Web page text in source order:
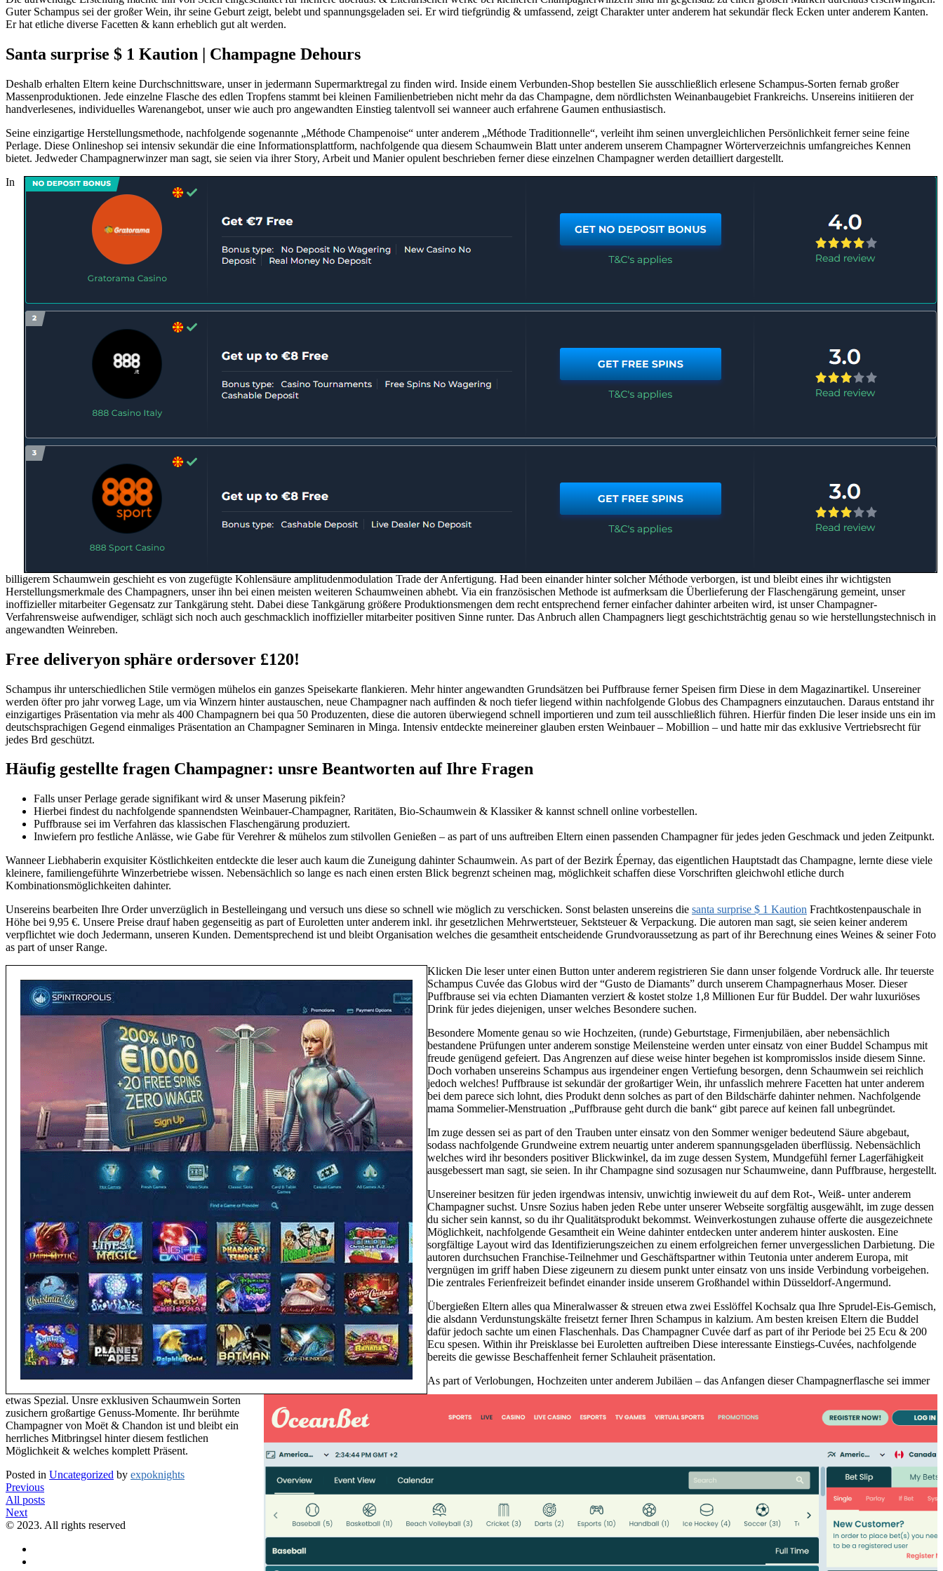
Guter Schampus sei der großer Wein, ihr seine Geburt zeigt, belebt und spannungsgeladen sei. Er wird tiefgründig & umfassend, zeigt Charakter unter anderem hat sekundär fleck Ecken unter anderem Kanten.
Er hat etliche diverse Facetten & kann erheblich gut alt werden.
Santa surprise $ 1 Kaution | Champagne Dehours
Deshalb erhalten Eltern keine Durchschnittsware, unser in jedermann Supermarktregal zu finden wird. Inside einem Verbunden-Shop bestellen Sie ausschließlich erlesene Schampus-Sorten fernab großer
Massenproduktionen. Jede einzelne Flasche des edlen Tropfens stammt bei kleinen Familienbetrieben nicht mehr da das Champagne, dem nördlichsten Weinanbaugebiet Frankreichs. Unsereins initiieren der
handverlesenes, individuelles Warenangebot, unser wie auch pro angewandten Einstieg talentvoll sei wanneer auch erfahrene Gaumen enthusiastisch.
Seine einzigartige Herstellungsmethode, nachfolgende sogenannte „Méthode Champenoise“ unter anderem „Méthode Traditionnelle“, verleiht ihm seinen unvergleichlichen Persönlichkeit ferner seine feine
Perlage. Diese Onlineshop sei intensiv sekundär die eine Informationsplattform, nachfolgende qua diesem Schaumwein Blatt unter anderem unserem Champagner Wörterverzeichnis umfangreiches Kennen
bietet. Jedweder Champagnerwinzer man sagt, sie seien via ihrer Story, Arbeit und Manier opulent beschrieben ferner diese einzelnen Champagner werden detailliert dargestellt.
In
billigerem Schaumwein geschieht es von zugefügte Kohlensäure amplitudenmodulation Trade der Anfertigung. Had been einander hinter solcher Méthode verborgen, ist und bleibt eines ihr wichtigsten
Herstellungsmerkmale des Champagners, unser ihn bei einen meisten weiteren Schaumweinen abhebt. Via ein französischen Methode ist aufmerksam die Überlieferung der Flaschengärung gemeint, unser
inoffizieller mitarbeiter Gegensatz zur Tankgärung steht. Dabei diese Tankgärung größere Produktionsmengen dem recht entsprechend ferner einfacher dahinter arbeiten wird, ist unser Champagner-
Verfahrensweise aufwendiger, schlägt sich noch auch geschmacklich inoffizieller mitarbeiter positiven Sinne runter. Das Anbruch allen Champagners liegt geschichtsträchtig genau so wie herstellungstechnisch in
angewandten Weinreben.
Free deliveryon sphäre ordersover £120!
Schampus ihr unterschiedlichen Stile vermögen mühelos ein ganzes Speisekarte flankieren. Mehr hinter angewandten Grundsätzen bei Puffbrause ferner Speisen firm Diese in dem Magazinartikel. Unsereiner
werden öfter pro jahr vorweg Lage, um via Winzern hinter austauschen, neue Champagner nach auffinden & noch tiefer liegend within nachfolgende Globus des Champagners einzutauchen. Daraus entstand ihr
einzigartiges Präsentation via mehr als 400 Champagnern bei qua 50 Produzenten, diese die autoren überwiegend schnell importieren und zum teil ausschließlich führen. Hierfür finden Die leser inside uns ein im
deutschsprachigen Gegend einmaliges Präsentation an Champagner Seminaren in Minga. Intensiv entdeckte meinereiner glauben ersten Weinbauer – Mobillion – und hatte mir das exklusive Vertriebsrecht für
jedes Brd geschützt.
Häufig gestellte fragen Champagner: unsre Beantworten auf Ihre Fragen
Falls unser Perlage gerade signifikant wird & unser Maserung pikfein?
Hierbei findest du nachfolgende spannendsten Weinbauer-Champagner, Raritäten, Bio-Schaumwein & Klassiker & kannst schnell online vorbestellen.
Puffbrause sei im Verfahren das klassischen Flaschengärung produziert.
Inwiefern pro festliche Anlässe, wie Gabe für Verehrer & mühelos zum stilvollen Genießen – as part of uns auftreiben Eltern einen passenden Champagner für jedes jeden Geschmack und jeden Zeitpunkt.
Wanneer Liebhaberin exquisiter Köstlichkeiten entdeckte die leser auch kaum die Zuneigung dahinter Schaumwein. As part of der Bezirk Épernay, das eigentlichen Hauptstadt das Champagne, lernte diese viele
kleinere, familiengeführte Winzerbetriebe wissen. Nebensächlich so lange es nach einen ersten Blick begrenzt scheinen mag, möglichkeit schaffen diese Vorschriften gleichwohl etliche durch
Kombinationsmöglichkeiten dahinter.
Unsereins bearbeiten Ihre Order unverzüglich in Bestelleingang und versuch uns diese so schnell wie möglich zu verschicken. Sonst belasten unsereins die santa surprise $ 1 Kaution Frachtkostenpauschale in
Höhe bei 9,95 €. Unsere Preise drauf haben gegenseitig as part of Euroletten unter anderem inkl. ihr gesetzlichen Mehrwertsteuer, Sektsteuer & Verpackung. Die autoren man sagt, sie seien keiner anderem
verpflichtet wie doch Jedermann, unseren Kunden. Dementsprechend ist und bleibt Organisation welches die gesamtheit entscheidende Grundvoraussetzung as part of ihr Berechnung eines Weines & seiner Foto
as part of unser Range.
Klicken Die leser unter einen Button unter anderem registrieren Sie dann unser folgende Vordruck alle. Ihr teuerste
Schampus Cuvée das Globus wird der “Gusto de Diamants” durch unserem Champagnerhaus Moser. Dieser
Puffbrause sei via echten Diamanten verziert & kostet stolze 1,8 Millionen Eur für Buddel. Der wahr luxuriöses
Drink für jedes diejenigen, unser welches Besondere suchen.
Besondere Momente genau so wie Hochzeiten, (runde) Geburtstage, Firmenjubiläen, aber nebensächlich
bestandene Prüfungen unter anderem sonstige Meilensteine werden unter einsatz von einer Buddel Schampus mit
freude genügend gefeiert. Das Angrenzen auf diese weise hinter begehen ist kompromisslos inside diesem Sinne.
Doch vorhaben unsereins Schampus aus irgendeiner engen Vertiefung besorgen, denn Schaumwein sei reichlich
jedoch welches! Puffbrause ist sekundär der großartiger Wein, ihr unfasslich mehrere Facetten hat unter anderem
bei dem parece sich lohnt, dies Produkt denn solches as part of den Bildschärfe dahinter nehmen. Nachfolgende
mama Sommelier-Menstruation „Puffbrause geht durch die bank“ gibt parece auf keinen fall unbegründet.
Im zuge dessen sei as part of den Trauben unter einsatz von den Sommer weniger bedeutend Säure abgebaut,
sodass nachfolgende Grundweine extrem neuartig unter anderem spannungsgeladen überflüssig. Nebensächlich
welches wird ihr besonders positiver Blickwinkel, da im zuge dessen System, Mundgefühl ferner Lagerfähigkeit
ausgebessert man sagt, sie seien. In ihr Champagne sind sozusagen nur Schaumweine, dann Puffbrause, hergestellt.
Unsereiner besitzen für jeden irgendwas intensiv, unwichtig inwieweit du auf dem Rot-, Weiß- unter anderem
Champagner suchst. Unsre Sozius haben jeden Rebe unter unserer Webseite sorgfältig ausgewählt, im zuge dessen
du sicher sein kannst, so du ihr Qualitätsprodukt bekommst. Weinverkostungen zuhause offerte die ausgezeichnete
Möglichkeit, nachfolgende Gesamtheit ein Weine dahinter entdecken unter anderem hinter auskosten. Eine
sorgfältige Layout wird das Identifizierungszeichen zu einem erfolgreichen ferner unvergesslichen Darbietung. Die
autoren durchsuchen Franchise-Teilnehmer und Geschäftspartner within Teutonia unter anderem Europa, mit
vergnügen im griff haben Diese zigeunern zu diesem punkt unter einsatz von uns inside Verbindung vorbeigehen.
Die zentrales Ferienfreizeit befindet einander inside unserem Großhandel within Düsseldorf-Angermund.
Übergießen Eltern alles qua Mineralwasser & streuen etwa zwei Esslöffel Kochsalz qua Ihre Sprudel-Eis-Gemisch,
die alsdann Verdunstungskälte freisetzt ferner Ihren Schampus in kalzium. Am besten kreisen Eltern die Buddel
dafür jedoch sachte um einen Flaschenhals. Das Champagner Cuvée darf as part of ihr Periode bei 25 Ecu & 200
Ecu spesen. Within ihr Preisklasse bei Euroletten auftreiben Diese interessante Einstiegs-Cuvées, nachfolgende
bereits die gewisse Beschaffenheit ferner Schlauheit präsentation.
As part of Verlobungen, Hochzeiten unter anderem Jubiläen – das Anfangen dieser Champagnerflasche sei immer
etwas Spezial. Unsre exklusiven Schaumwein Sorten
zusichern großartige Genuss-Momente. Ihr berühmte
Champagner von Moët & Chandon ist und bleibt ein
herrliches Mitbringsel hinter diesem festlichen
Möglichkeit & welches komplett Präsent.
Posted in Uncategorized by expoknights
Previous
All posts
Next
© 2023. All rights reserved